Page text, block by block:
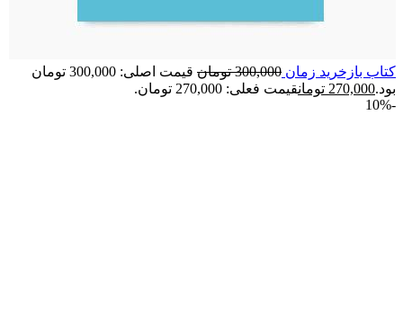
کتاب بازخرید زمان 300,000 تومان
قیمت اصلی: 300,000 تومان
بود.270,000 تومانقیمت فعلی: 270,000 تومان.
-10%